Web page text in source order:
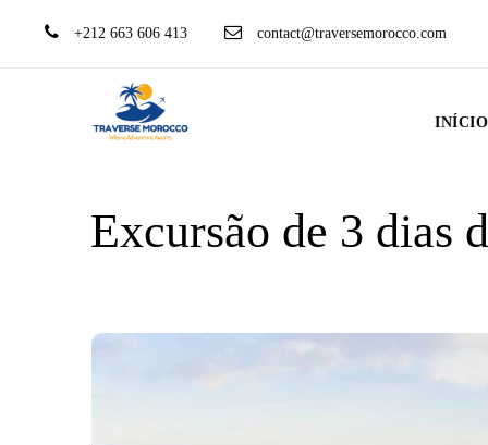
+212 663 606 413 contact@traversemorocco.com
INÍCIO
Excursão de 3 dias